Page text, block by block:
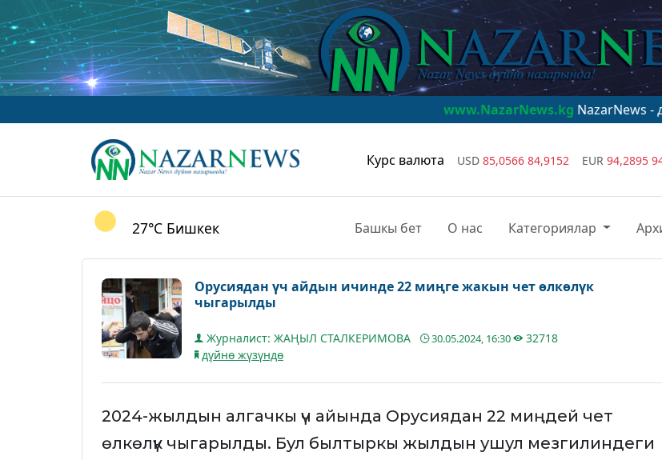
www.NazarNews.kgNazarNews - дүйнө
Курс валюта USD 85,0566 84,9152 EUR 94,2895
27°C Бишкек Башкы бет О нас Категориялар
Орусиядан үч айдын ичинде 22 миңге жакын чет өлкөлүк
чыгарылды
Журналист: ЖАҢЫЛ СТАЛКЕРИМОВА 30.05.2024, 16:30
32718
дүйнө жүзүндө
2024-жылдын алгачкы үч айында Орусиядан 22 миңдей чет
өлкөлүк чыгарылды. Бул былтыркы жылдын ушул мезгилиндеги